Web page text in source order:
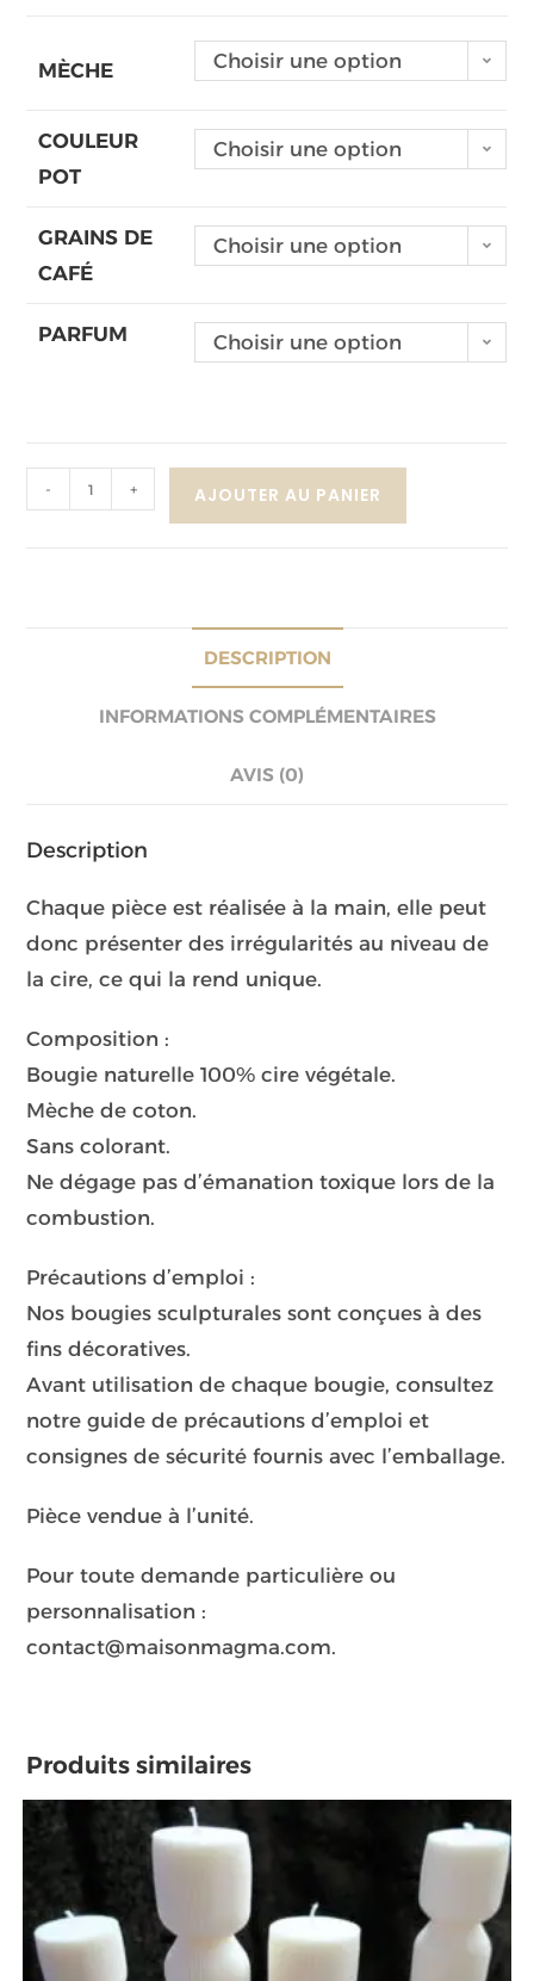
MÈCHE Choisir une option
COULEUR
POT
Choisir une option
GRAINS DE
CAFÉ
Choisir une option
PARFUM Choisir une option
- + AJOUTER AU PANIER
DESCRIPTION
INFORMATIONS COMPLÉMENTAIRES
AVIS (0)
Description
Chaque pièce est réalisée à la main, elle peut
donc présenter des irrégularités au niveau de
la cire, ce qui la rend unique.
Composition :
Bougie naturelle 100% cire végétale.
Mèche de coton.
Sans colorant.
Ne dégage pas d’émanation toxique lors de la
combustion.
Précautions d’emploi :
Nos bougies sculpturales sont conçues à des
fins décoratives.
Avant utilisation de chaque bougie, consultez
notre guide de précautions d’emploi et
consignes de sécurité fournis avec l’emballage.
Pièce vendue à l’unité.
Pour toute demande particulière ou
personnalisation :
contact@maisonmagma.com.
Produits similaires